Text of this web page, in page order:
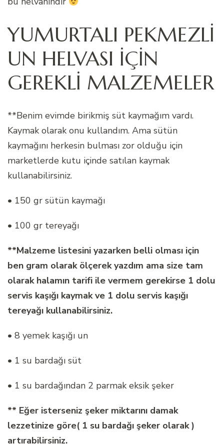
YUMURTALI PEKMEZLİ
UN HELVASI İÇİN
GEREKLİ MALZEMELER
**Benim evimde birikmiş süt kaymağım vardı.
Kaymak olarak onu kullandım. Ama sütün
kaymağını herkesin bulması zor olduğu için
marketlerde kutu içinde satılan kaymak
kullanabilirsiniz.
• 150 gr sütün kaymağı
• 100 gr tereyağı
**Malzeme listesini yazarken belli olması için
ben gram olarak ölçerek yazdım ama size tam
olarak halamın tarifi ile vermem gerekirse 1 dolu
servis kaşığı kaymak ve 1 dolu servis kaşığı
tereyağı kullanabilirsiniz.
• 8 yemek kaşığı un
• 1 su bardağı süt
• 1 su bardağından 2 parmak eksik şeker
** Eğer isterseniz şeker miktarını damak
lezzetinize göre( 1 su bardağı şeker olarak )
artırabilirsiniz.